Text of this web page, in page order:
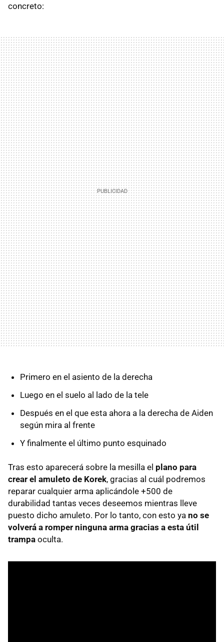
concreto:
Primero en el asiento de la derecha
Luego en el suelo al lado de la tele
Después en el que esta ahora a la derecha de Aiden
según mira al frente
Y finalmente el último punto esquinado
Tras esto aparecerá sobre la mesilla el plano para
crear el amuleto de Korek, gracias al cuál podremos
reparar cualquier arma aplicándole +500 de
durabilidad tantas veces deseemos mientras lleve
puesto dicho amuleto. Por lo tanto, con esto ya no se
volverá a romper ninguna arma gracias a esta útil
trampa oculta.